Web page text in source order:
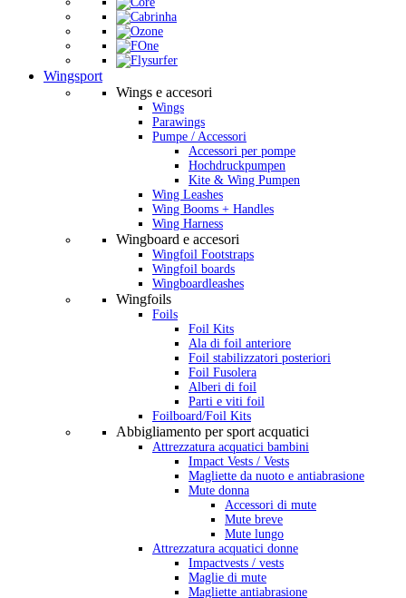
Wingsport
Wings e accesori
Wings
Parawings
Pumpe / Accessori
Accessori per pompe
Hochdruckpumpen
Kite & Wing Pumpen
Wing Leashes
Wing Booms + Handles
Wing Harness
Wingboard e accesori
Wingfoil Footstraps
Wingfoil boards
Wingboardleashes
Wingfoils
Foils
Foil Kits
Ala di foil anteriore
Foil stabilizzatori posteriori
Foil Fusolera
Alberi di foil
Parti e viti foil
Foilboard/Foil Kits
Abbigliamento per sport acquatici
Attrezzatura acquatici bambini
Impact Vests / Vests
Magliette da nuoto e antiabrasione
Mute donna
Accessori di mute
Mute breve
Mute lungo
Attrezzatura acquatici donne
Impactvests / vests
Maglie di mute
Magliette antiabrasione